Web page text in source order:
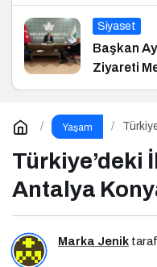
Siyaset
Başkan
Ziyareti
Yaşam
Türkiye’deki
Antalya
Marka Jenik